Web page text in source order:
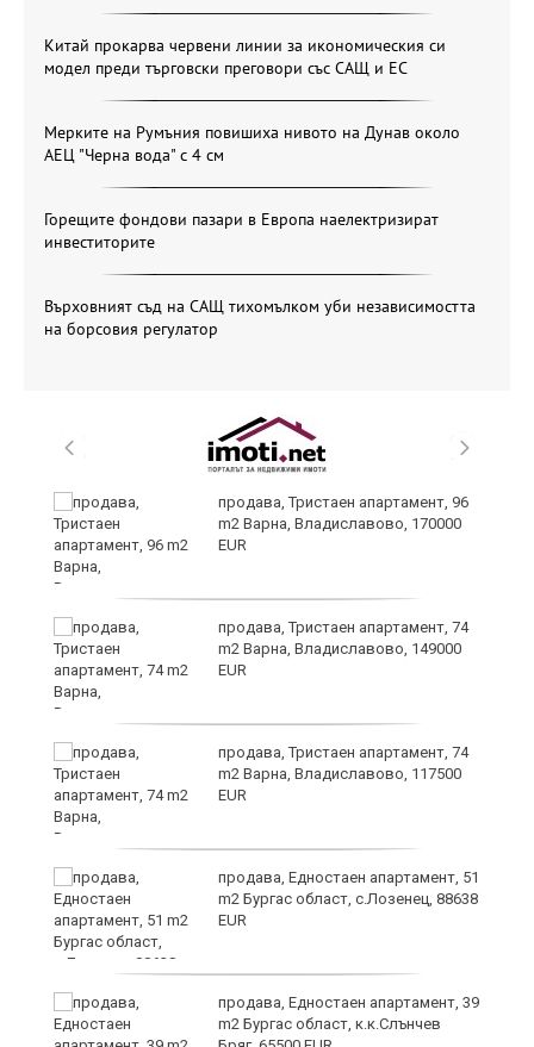
Китай прокарва червени линии за икономическия си
модел преди търговски преговори със САЩ и ЕС
Мерките на Румъния повишиха нивото на Дунав около
АЕЦ "Черна вода" с 4 см
Горещите фондови пазари в Европа наелектризират
инвеститорите
Върховният съд на САЩ тихомълком уби независимостта
на борсовия регулатор
продава, Тристаен апартамент, 96
m2 Варна, Владиславово, 170000
EUR
продава, Тристаен апартамент, 74
m2 Варна, Владиславово, 149000
EUR
продава, Тристаен апартамент, 74
m2 Варна, Владиславово, 117500
EUR
продава, Едностаен апартамент, 51
m2 Бургас област, с.Лозенец, 88638
EUR
продава, Едностаен апартамент, 39
m2 Бургас област, к.к.Слънчев